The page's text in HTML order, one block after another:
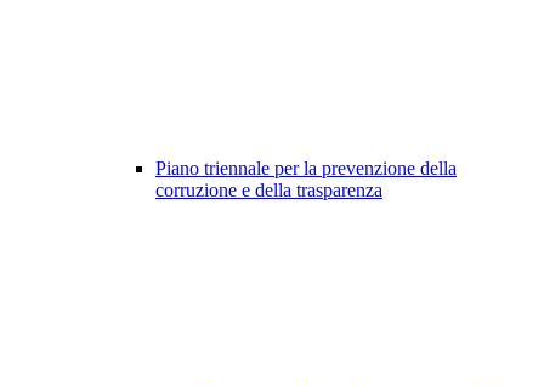
Piano triennale per la prevenzione della
corruzione e della trasparenza